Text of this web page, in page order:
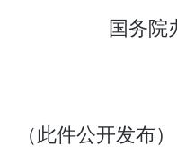
国务
（此件公开发布）